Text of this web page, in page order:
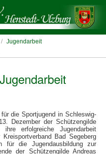
Jugendarbeit
die Sportjugend in Schleswig-
Dezember der Schützengilde
erfolgreiche Jugendarbeit
Bad Segeberg
für die Jugendausbildung zur
der Schützengilde Andreas